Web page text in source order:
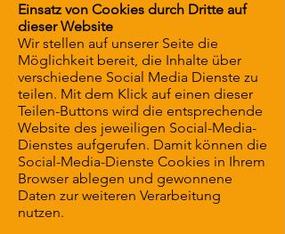
Einsatz von Cookies durch Dritte auf
dieser Website
Wir stellen auf unserer Seite die
Möglichkeit bereit, die Inhalte über
verschiedene Social Media Dienste zu
teilen. Mit dem Klick auf einen dieser
Teilen-Buttons wird die entsprechende
Website des jeweiligen Social-Media-
Dienstes aufgerufen. Damit können die
Social-Media-Dienste Cookies in Ihrem
Browser ablegen und gewonnene
Daten zur weiteren Verarbeitung
nutzen.